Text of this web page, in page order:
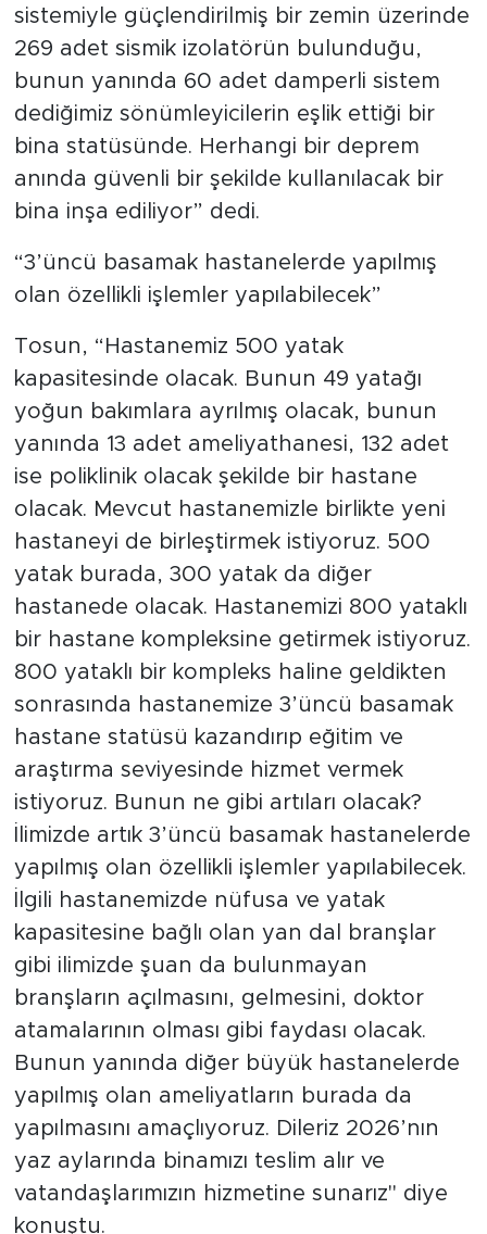
sistemiyle güçlendirilmiş bir zemin üzerinde
269 adet sismik izolatörün bulunduğu,
bunun yanında 60 adet damperli sistem
dediğimiz sönümleyicilerin eşlik ettiği bir
bina statüsünde. Herhangi bir deprem
anında güvenli bir şekilde kullanılacak bir
bina inşa ediliyor” dedi.
“3’üncü basamak hastanelerde yapılmış
olan özellikli işlemler yapılabilecek”
Tosun, “Hastanemiz 500 yatak
kapasitesinde olacak. Bunun 49 yatağı
yoğun bakımlara ayrılmış olacak, bunun
yanında 13 adet ameliyathanesi, 132 adet
ise poliklinik olacak şekilde bir hastane
olacak. Mevcut hastanemizle birlikte yeni
hastaneyi de birleştirmek istiyoruz. 500
yatak burada, 300 yatak da diğer
hastanede olacak. Hastanemizi 800 yataklı
bir hastane kompleksine getirmek istiyoruz.
800 yataklı bir kompleks haline geldikten
sonrasında hastanemize 3’üncü basamak
hastane statüsü kazandırıp eğitim ve
araştırma seviyesinde hizmet vermek
istiyoruz. Bunun ne gibi artıları olacak?
İlimizde artık 3’üncü basamak hastanelerde
yapılmış olan özellikli işlemler yapılabilecek.
İlgili hastanemizde nüfusa ve yatak
kapasitesine bağlı olan yan dal branşlar
gibi ilimizde şuan da bulunmayan
branşların açılmasını, gelmesini, doktor
atamalarının olması gibi faydası olacak.
Bunun yanında diğer büyük hastanelerde
yapılmış olan ameliyatların burada da
yapılmasını amaçlıyoruz. Dileriz 2026’nın
yaz aylarında binamızı teslim alır ve
vatandaşlarımızın hizmetine sunarız" diye
konuştu.